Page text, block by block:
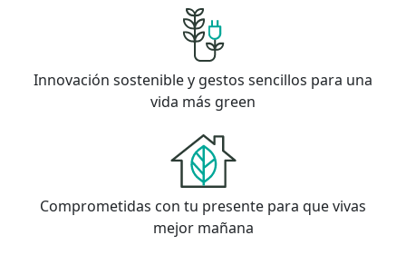
Innovación sostenible y gestos sencillos para una
vida más green
Comprometidas con tu presente para que vivas
mejor mañana